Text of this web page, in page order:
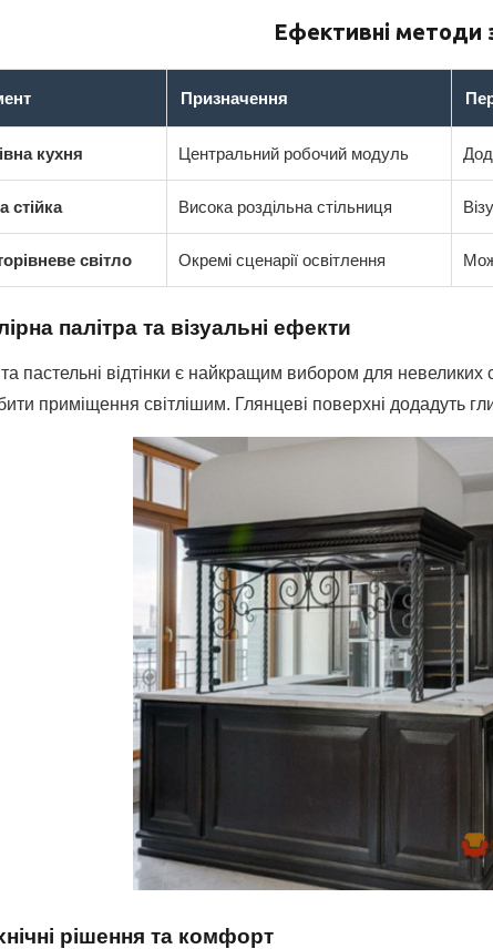
Ефективні методи
Призначення
кухня Центральний робочий модуль
стійка Висока роздільна стільниця
світло Окремі сценарії освітлення
палітра та візуальні ефекти
та пастельні відтінки є найкращим вибором для
приміщення світлішим. Глянцеві поверхні додадуть
рішення та комфорт